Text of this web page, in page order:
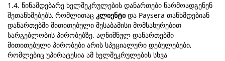
1.4. წინამდებარე ხელშეკრულების დანართები წარმოადგენენ
შეთანხმებებს, რომლითაც კლიენტი და Paysera თანხმდებიან
დანართებში მითითებული შესაბამისი მომსახურებით
სარგებლობის პირობებზე. აღნიშნულ დანართებში
მითითებული პირობები არის სპეციალური დებულებები,
რომლებიც უპირატესია ამ ხელშეკრულების სხვა